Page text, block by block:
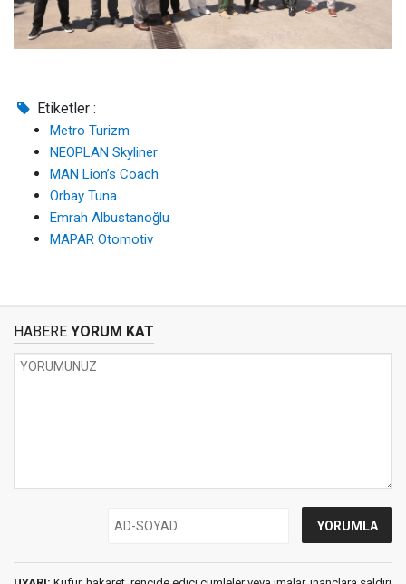
Etiketler :
Metro Turizm
NEOPLAN Skyliner
MAN Lion’s Coach
Orbay Tuna
Emrah Albustanoğlu
MAPAR Otomotiv
HABERE YORUM KAT